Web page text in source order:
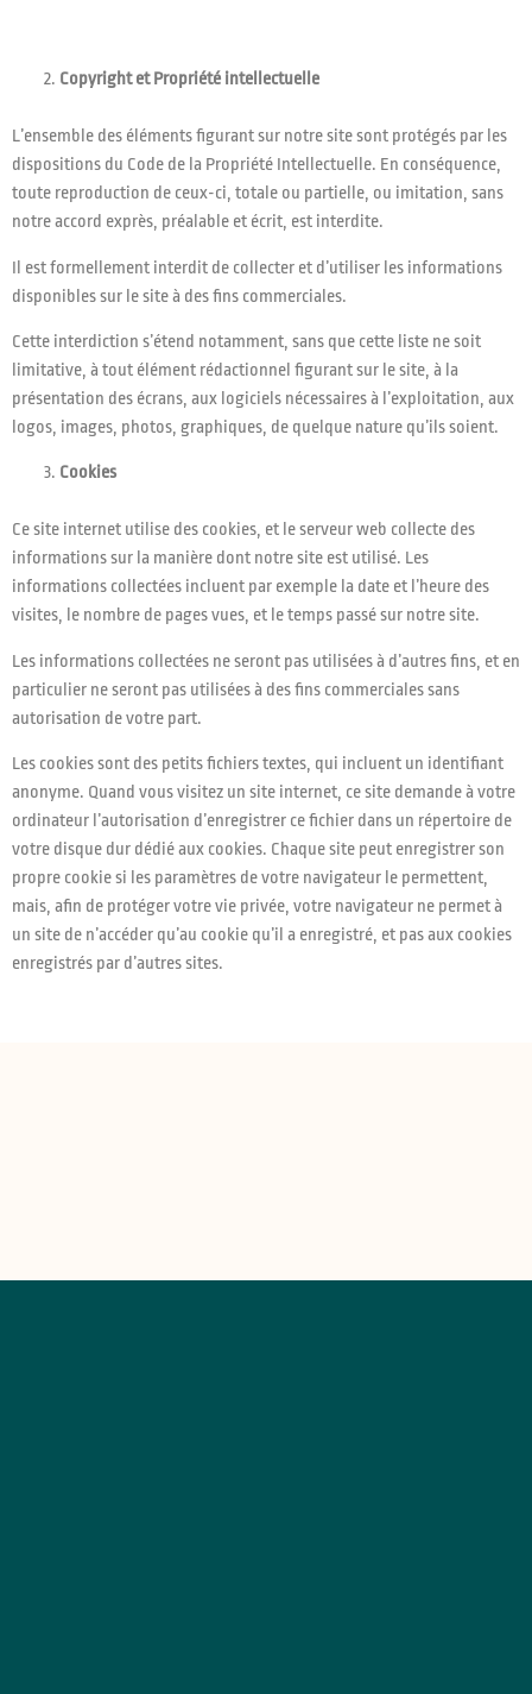
Copyright et Propriété intellectuelle
L’ensemble des éléments figurant sur notre site sont protégés par les
dispositions du Code de la Propriété Intellectuelle. En conséquence,
toute reproduction de ceux-ci, totale ou partielle, ou imitation, sans
notre accord exprès, préalable et écrit, est interdite.
Il est formellement interdit de collecter et d’utiliser les informations
disponibles sur le site à des fins commerciales.
Cette interdiction s’étend notamment, sans que cette liste ne soit
limitative, à tout élément rédactionnel figurant sur le site, à la
présentation des écrans, aux logiciels nécessaires à l’exploitation, aux
logos, images, photos, graphiques, de quelque nature qu’ils soient.
Cookies
Ce site internet utilise des cookies, et le serveur web collecte des
informations sur la manière dont notre site est utilisé. Les
informations collectées incluent par exemple la date et l’heure des
visites, le nombre de pages vues, et le temps passé sur notre site.
Les informations collectées ne seront pas utilisées à d’autres fins, et en
particulier ne seront pas utilisées à des fins commerciales sans
autorisation de votre part.
Les cookies sont des petits fichiers textes, qui incluent un identifiant
anonyme. Quand vous visitez un site internet, ce site demande à votre
ordinateur l’autorisation d’enregistrer ce fichier dans un répertoire de
votre disque dur dédié aux cookies. Chaque site peut enregistrer son
propre cookie si les paramètres de votre navigateur le permettent,
mais, afin de protéger votre vie privée, votre navigateur ne permet à
un site de n’accéder qu’au cookie qu’il a enregistré, et pas aux cookies
enregistrés par d’autres sites.